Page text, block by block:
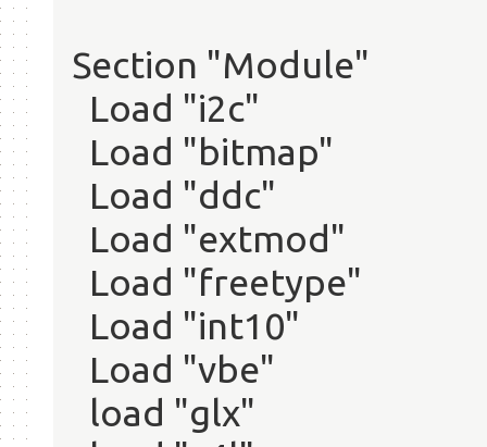
Section "Module"
Load "i2c"
Load "bitmap"
Load "ddc"
Load "extmod"
Load "freetype"
Load "int10"
Load "vbe"
load "glx"